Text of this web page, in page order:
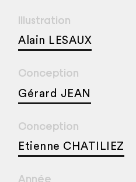
Illustration
Alain LESAUX
Conception
Gérard JEAN
Conception
Etienne CHATILIEZ
Année